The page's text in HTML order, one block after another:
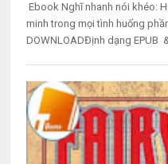
Ebook Nghĩ nhanh nói khéo:
minh trong mọi tình huống
DOWNLOADĐịnh dạng EPUB